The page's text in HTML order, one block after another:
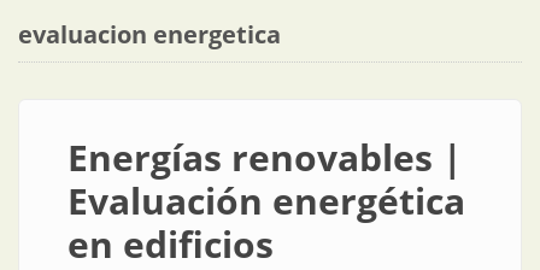
evaluacion energetica
Energías renovables |
Evaluación energética
en edificios